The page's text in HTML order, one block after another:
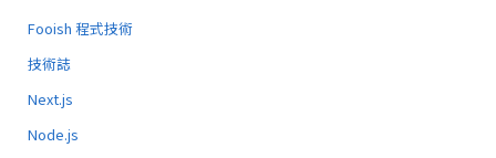
Fooish 程式技術
技術誌
Next.js
Node.js